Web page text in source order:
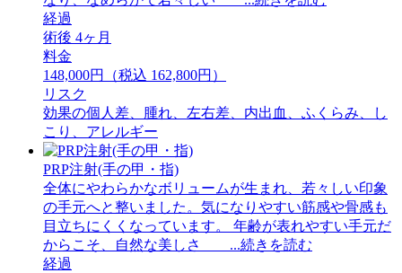
経過
術後 4ヶ月
料金
148,000円（税込 162,800円）
リスク
効果の個人差、腫れ、左右差、内出血、ふくらみ、し
こり、アレルギー
PRP注射(手の甲・指)
全体にやわらかなボリュームが生まれ、若々しい印象
の手元へと整いました。気になりやすい筋感や骨感も
目立ちにくくなっています。 ⁡年齢が表れやすい手元だ
からこそ、自然な美しさ ...続きを読む
経過